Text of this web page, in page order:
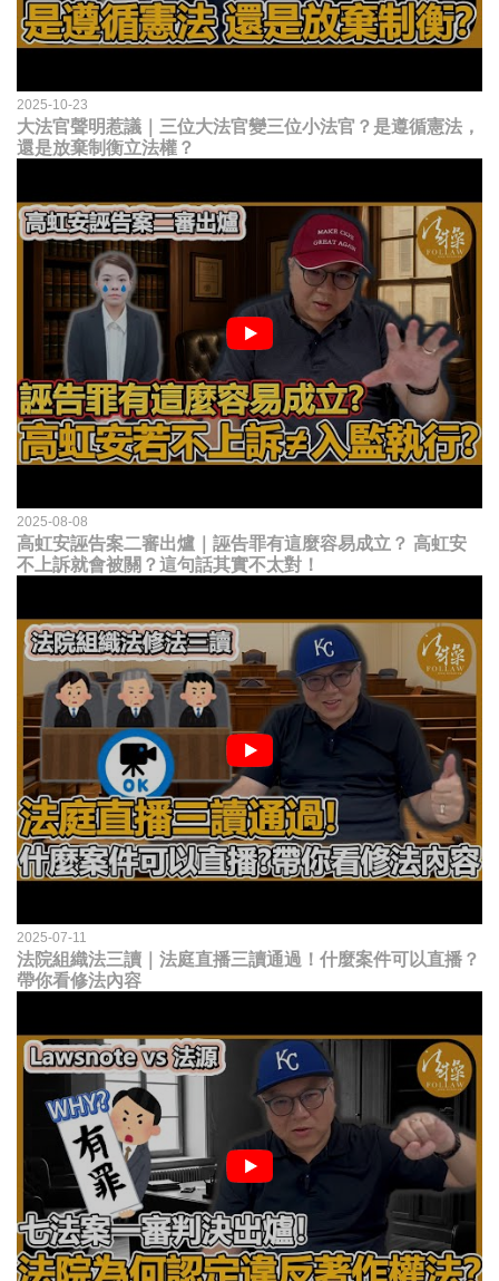
2025-10-23
大法官聲明惹議｜三位大法官變三位小法官？是遵循憲法，
還是放棄制衡立法權？
2025-08-08
高虹安誣告案二審出爐｜誣告罪有這麼容易成立？ 高虹安
不上訴就會被關？這句話其實不太對！
2025-07-11
法院組織法三讀｜法庭直播三讀通過！什麼案件可以直播？
帶你看修法內容